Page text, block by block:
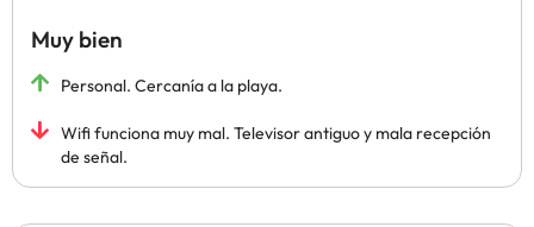
Muy bien
Personal. Cercanía a la playa.
Wifi funciona muy mal. Televisor antiguo y mala recepción
de señal.